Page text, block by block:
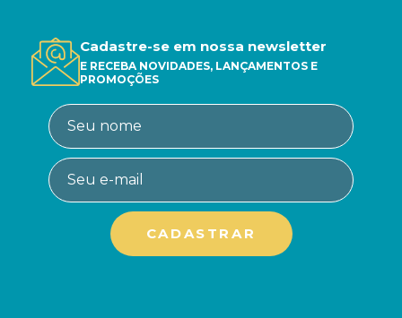
Cadastre-se em nossa newsletter
E RECEBA NOVIDADES, LANÇAMENTOS E
PROMOÇÕES